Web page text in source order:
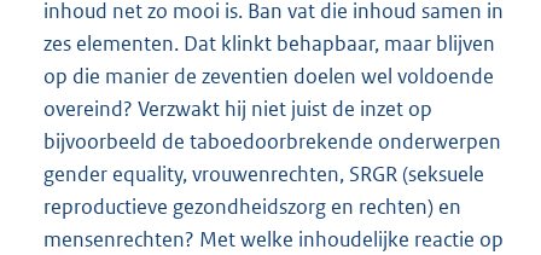
inhoud net zo mooi is. Ban vat die inhoud samen in
zes elementen. Dat klinkt behapbaar, maar blijven
op die manier de zeventien doelen wel voldoende
overeind? Verzwakt hij niet juist de inzet op
bijvoorbeeld de taboedoorbrekende onderwerpen
gender equality, vrouwenrechten, SRGR (seksuele
reproductieve gezondheidszorg en rechten) en
mensenrechten? Met welke inhoudelijke reactie op